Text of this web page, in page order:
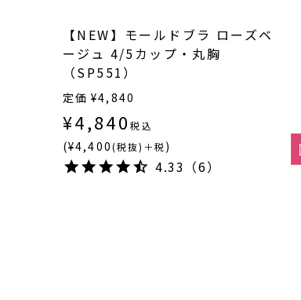
【NEW】モールドブラ ローズベ
ージュ 4/5カップ・丸胸
（SP551）
定価 ¥4,840
¥4,840 税込
(¥4,400(税抜)＋税)
4.33（6）